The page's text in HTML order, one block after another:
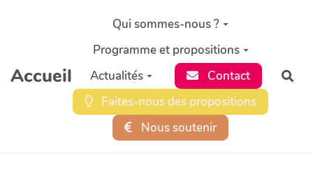
Aller au contenu principal
Accueil
Qui sommes-nous ?
Programme et propositions
Actualités
Contact
Faites-nous des propositions
Nous soutenir